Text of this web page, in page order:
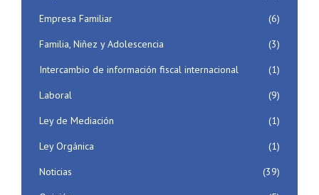
Empresa Familiar
(6)
Familia, Niñez y Adolescencia
(3)
Intercambio de información fiscal internacional
(1)
Laboral
(9)
Ley de Mediación
(1)
Ley Orgánica
(1)
Noticias
(39)